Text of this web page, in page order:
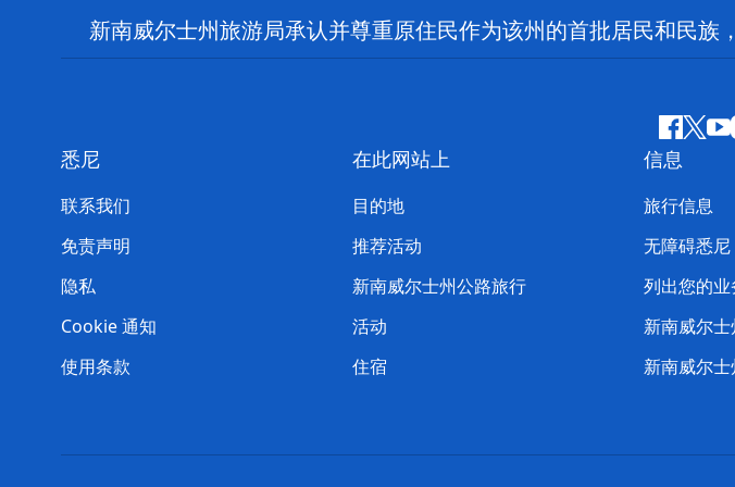
新南威尔士州旅游局承认并尊重原住民作为该州的首批居民和民族
叽
喳
喳
悉尼
联系我们
免责声明
隐私
Cookie 通知
使用条款
在此网站上
目的地
推荐活动
新南威尔士州公路旅行
活动
住宿
信息
旅行信息
无障碍悉尼
列出您的业
新南威尔
新南威尔